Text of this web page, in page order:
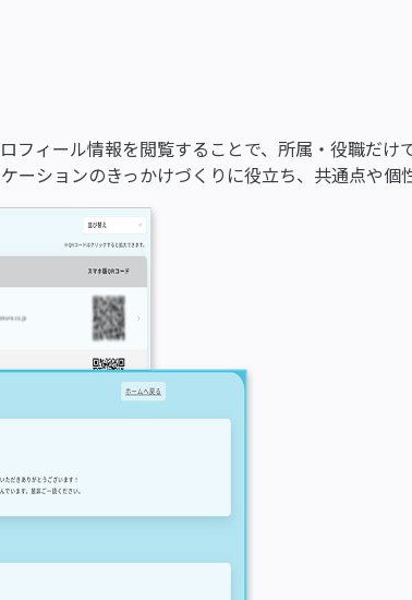
フィール情報を閲覧することで、所属・役職だけ
ーションのきっかけづくりに役立ち、共通点や個